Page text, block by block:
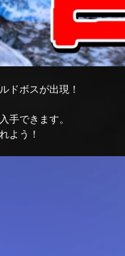
ドボスが出現！
手できます。
よう！